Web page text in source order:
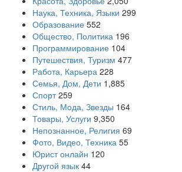
Наука, Техника, Языки 299
Образование 552
Общество, Политика 196
Программирование 104
Путешествия, Туризм 477
Работа, Карьера 228
Семья, Дом, Дети 1,885
Спорт 259
Стиль, Мода, Звезды 164
Товары, Услуги 9,350
Непознанное, Религия 69
Фото, Видео, Техника 55
Юрист онлайн 120
Другой язык 44